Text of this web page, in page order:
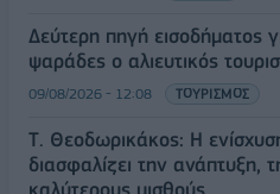
Δεύτερη πηγή εισοδήματος
ψαράδες ο αλιευτικός
09/08/2026 - 12:08 ΤΟΥΡΙΣΜΟΣ
Τ. Θεοδωρικάκος: Η
διασφαλίζει την ανάπτυξη,
καλύτερους μισθούς